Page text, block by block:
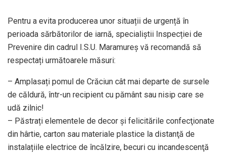
Pentru a evita producerea unor situații de urgență în
perioada sărbătorilor de iarnă, specialiștii Inspecției de
Prevenire din cadrul I.S.U. Maramureș vă recomandă să
respectați următoarele măsuri:
– Amplasați pomul de Crăciun cât mai departe de sursele
de căldură, într-un recipient cu pământ sau nisip care se
udă zilnic!
– Păstrați elementele de decor şi felicitările confecţionate
din hârtie, carton sau materiale plastice la distanţă de
instalațiile electrice de încălzire, becuri cu incandescenţă